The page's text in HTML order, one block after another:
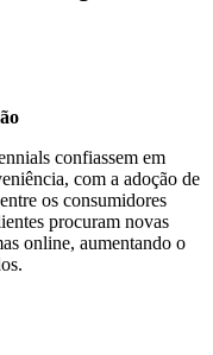
confiassem em
com a adoção de
os consumidores
procuram novas
online, aumentando o